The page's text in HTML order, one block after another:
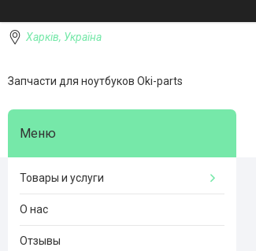
Харків, Україна
Запчасти для ноутбуков Oki-parts
Товары и услуги
О нас
Отзывы